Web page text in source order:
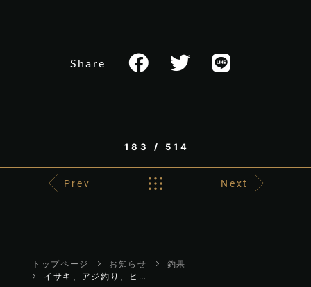
Share
183 / 514
Prev Next
トップページ お知らせ
釣果
イサキ、アジ釣り、ヒラメ